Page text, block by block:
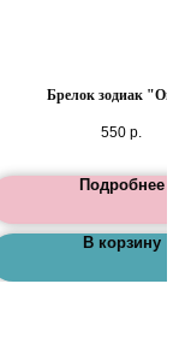
Брелок зодиак
550 р.
Подробнее
В корзину